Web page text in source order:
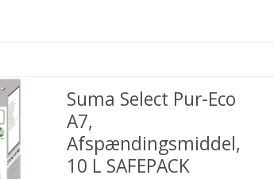
Suma Select Pur-Eco
A7,
Afspændingsmiddel,
10 L SAFEPACK